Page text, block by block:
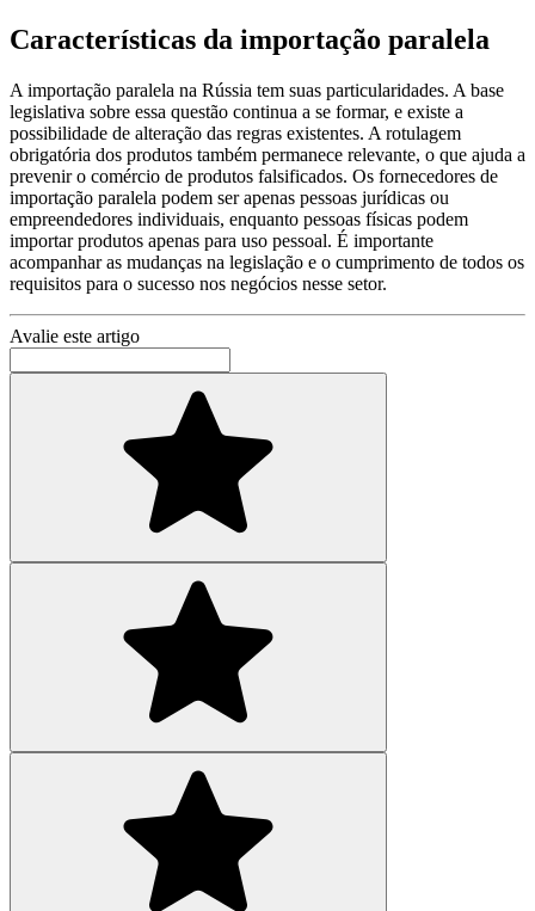
Características da importação paralela
A importação paralela na Rússia tem suas particularidades. A base
legislativa sobre essa questão continua a se formar, e existe a
possibilidade de alteração das regras existentes. A rotulagem
obrigatória dos produtos também permanece relevante, o que ajuda a
prevenir o comércio de produtos falsificados. Os fornecedores de
importação paralela podem ser apenas pessoas jurídicas ou
empreendedores individuais, enquanto pessoas físicas podem
importar produtos apenas para uso pessoal. É importante
acompanhar as mudanças na legislação e o cumprimento de todos os
requisitos para o sucesso nos negócios nesse setor.
Avalie este artigo